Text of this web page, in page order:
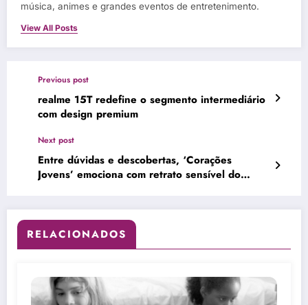
música, animes e grandes eventos de entretenimento.
View All Posts
Previous post
realme 15T redefine o segmento intermediário
com design premium
Next post
Entre dúvidas e descobertas, ‘Corações
Jovens’ emociona com retrato sensível do
RELACIONADOS